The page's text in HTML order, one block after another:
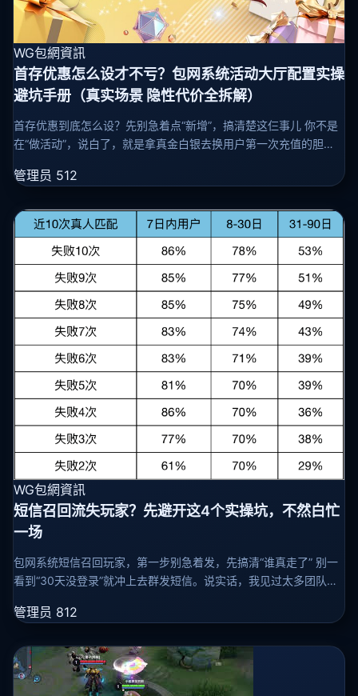
WG包網資訊
首存优惠怎么设才不亏？包网系统活动大厅配置实操
避坑手册（真实场景 隐性代价全拆解）
首存优惠到底怎么设？先别急着点“新增”，搞清楚这仨事儿 你不是
在“做活动”，说白了，就是拿真金白银去换用户第一次充值的胆
得不
管理员 512
WG包網資訊
短信召回流失玩家？先避开这4个实操坑，不然白忙
一场
包网系统短信召回玩家，第一步别急着发，先搞清“谁真走了” 别一
看到“30天没登录”就冲上去群发短信。说实话，我见过太多团队在
息错开了
管理员 812